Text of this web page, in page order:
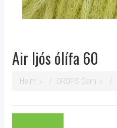
Air ljós ólífa 60
Heim DROPS Garn